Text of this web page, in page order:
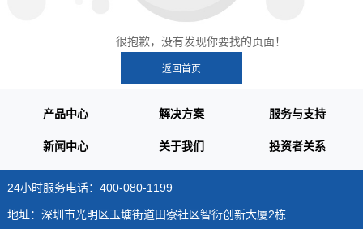
很抱歉，没有发现你要找的页面！
产品中心 解决方案 服务与支持
新闻中心 关于我们 投资者关系
24小时服务电话：400-080-1199
地址：深圳市光明区玉塘街道田寮社区智衍创新大厦2栋